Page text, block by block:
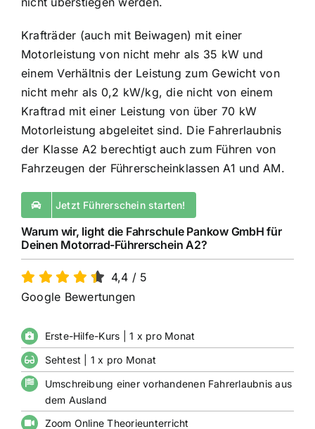
Krafträder (auch mit Beiwagen) mit einer
Motorleistung von nicht mehr als 35 kW und
einem Verhältnis der Leistung zum Gewicht von
nicht mehr als 0,2 kW/kg, die nicht von einem
Kraftrad mit einer Leistung von über 70 kW
Motorleistung abgeleitet sind. Die Fahrerlaubnis
der Klasse A2 berechtigt auch zum Führen von
Fahrzeugen der Führerscheinklassen A1 und AM.
Jetzt Führerschein starten!
Warum wir, light die Fahrschule Pankow GmbH für
Deinen Motorrad-Führerschein A2?
4,4 / 5
Google Bewertungen
Erste-Hilfe-Kurs | 1 x pro Monat
Sehtest | 1 x pro Monat
Umschreibung einer vorhandenen Fahrerlaubnis aus
dem Ausland
Zoom Online Theorieunterricht